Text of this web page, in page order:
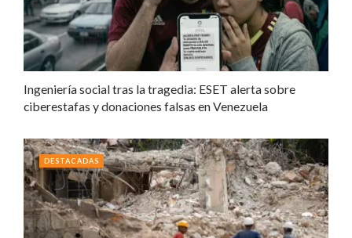
Ingeniería social tras la tragedia: ESET alerta sobre
ciberestafas y donaciones falsas en Venezuela
DESTACADAS